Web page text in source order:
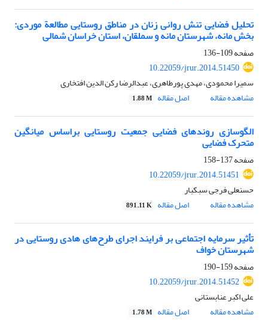
تحلیل فضایی تنش روانی زنان در مناطق روستایی مطالعة موردی:
بخش مانه، شهرستان مانه و سملقان، استان خراسان شمالی
صفحه109-136
10.22059/jrur.2014.51450
سمیرا محمودی، مهدی پورطاهری، عبدالرضا رکن الدین افتخاری
مشاهده مقاله
اصل مقاله 1.88 M
الگوسازی روندهای فضایی جمعیت روستایی براساس میانگین
متحرک فضایی
صفحه137-158
10.22059/jrur.2014.51451
حسنعلی فرجی سبکبار
مشاهده مقاله
اصل مقاله 891.11 K
تأثیر سرمایه اجتماعی بر فرایند اجرای طرح‌های هادی روستایی در
شهرستان خواف
صفحه159-190
10.22059/jrur.2014.51452
علی اکبر عنابستانی
مشاهده مقاله
اصل مقاله 1.78 M